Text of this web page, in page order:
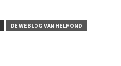
DE WEBLOG VAN HELMOND